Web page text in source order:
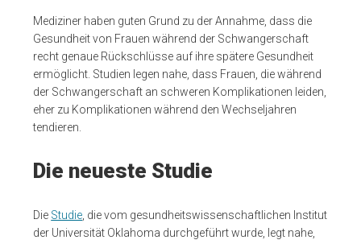
Mediziner haben guten Grund zu der Annahme, dass die
Gesundheit von Frauen während der Schwangerschaft
recht genaue Rückschlüsse auf ihre spätere Gesundheit
ermöglicht. Studien legen nahe, dass Frauen, die während
der Schwangerschaft an schweren Komplikationen leiden,
eher zu Komplikationen während den Wechseljahren
tendieren.
Die neueste Studie
Die Studie , die vom gesundheitswissenschaftlichen Institut
der Universität Oklahoma durchgeführt wurde, legt nahe,